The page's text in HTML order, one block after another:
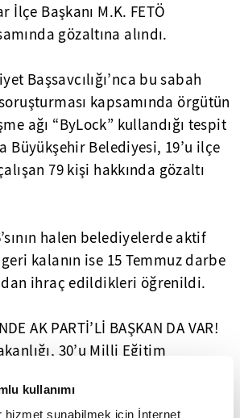
kullanımı
hizmet sunabilmek için İnternet
İlçe Başkanı M.K. FETÖ
gözaltına alındı.
Başsavcılığı’nca bu sabah
kapsamında örgütün
ağı “ByLock” kullandığı tespit
Büyükşehir Belediyesi, 19’u ilçe
79 kişi hakkında gözaltı
halen belediyelerde aktif
kalanın ise 15 Temmuz darbe
ihraç edildikleri öğrenildi.
AK PARTİ’Lİ BAŞKAN DA VAR!
30’u Milli Eğitim
öğrenildi. Gözaltına